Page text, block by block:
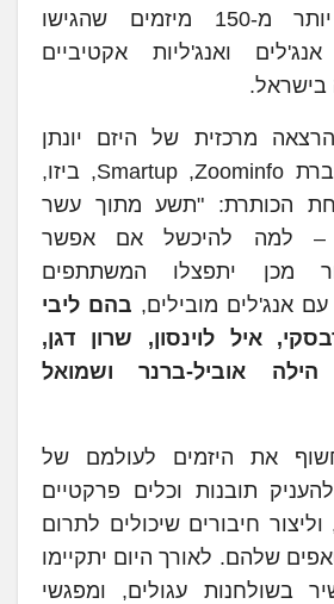
שנבחרו מתוך יותר מ-150 מיזמים שהגישו
ואנג'ליות אקטיביים
בישראל.
מרכזית של היזם יונתן
שטרן – מייסד חברת Smartup ,Zoominfo, ביזו,
הכותרת: "תשע מתוך עשר
– למה להיכשל אם אפשר
מכן יתפצלו המשתתפים
אנג'לים מובילים, בהם ליבי
איל לוינסון, שרון דגן,
הילה אוביל-ברנר ושמואל
את היזמים לעולמם של
תובנות וכלים פרקטיים
חיבורים שיכולים לתרום
שלהם. לאורך היום יתקיימו
בשולחנות עגולים, ומפגשי